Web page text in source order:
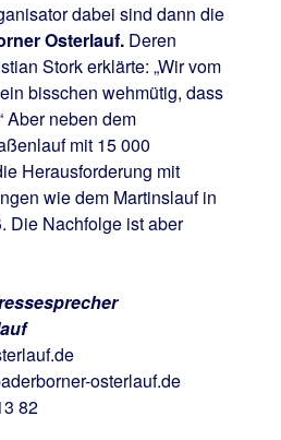
dabei sind dann die
Osterlauf.Deren
Stork erklärte: „Wir vom
bisschen wehmütig, dass
Aber neben dem
mit 15 000
Herausforderung mit
wie dem Martinslauf in
Die Nachfolge ist aber
osterlauf.de
82